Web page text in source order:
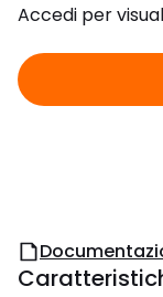
Accedi per